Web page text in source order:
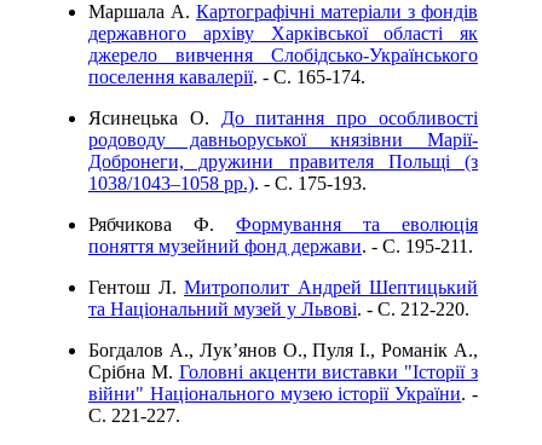
Маршала А. Картографічні матеріали з фондів
державного архіву Харківської області як
джерело вивчення Слобідсько-Українського
поселення кавалерії. - C. 165-174.
Ясинецька О. До питання про особливості
родоводу давньоруської князівни Марії-
Добронеги, дружини правителя Польщі (з
1038/1043–1058 рр.). - C. 175-193.
Рябчикова Ф. Формування та еволюція
поняття музейний фонд держави. - C. 195-211.
Гентош Л. Митрополит Андрей Шептицький
та Національний музей у Львові. - C. 212-220.
Богдалов А., Лук’янов О., Пуля І., Романік А.,
Срібна М. Головні акценти виставки "Історії з
війни" Національного музею історії України. -
C. 221-227.